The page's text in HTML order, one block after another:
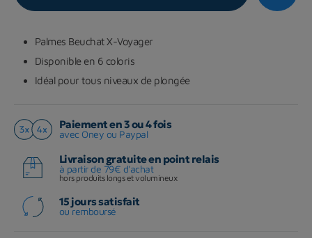
Palmes Beuchat X-Voyager
Disponible en 6 coloris
Idéal pour tous niveaux de plongée
Paiement en 3 ou 4 fois
avec Oney ou Paypal
Livraison gratuite en point relais
à partir de 79€ d'achat
hors produits longs et volumineux
15 jours satisfait
ou remboursé